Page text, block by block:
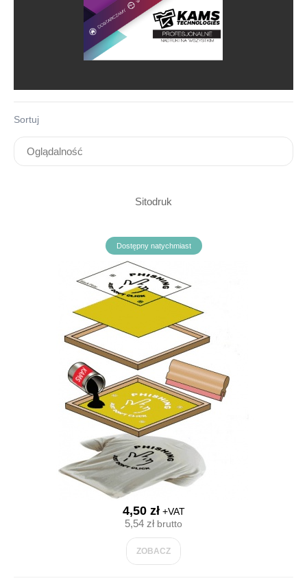
Sortuj
Sitodruk
Dostępny natychmiast
4,50 zł+VAT
5,54 złbrutto
ZOBACZ